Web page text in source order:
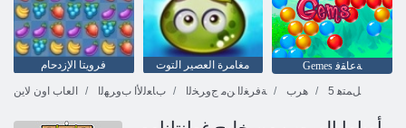
فرويتا الإزدحام مغامرة العصير التوت
Gemes ﺔﻋﺎﻘﻓ
العاب اون لاين
ﺏﺎﻌﻟﻷ ﺍ ﺏﻭﺮﻬﻟﺍ ﺔﻓﺮﻐﻟﺍ ﻦﻣ ﺝﻭﺮﺨﻟﺍ هرب 5 ﻞﻤﺘﻫ